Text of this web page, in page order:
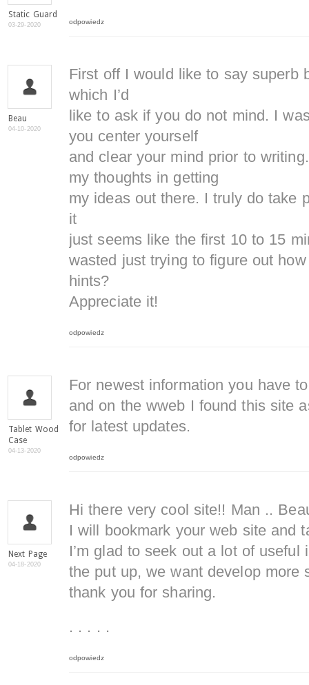
Static Guard
03-29-2020 odpowiedz
Beau
04-10-2020
First off I would like to say superb
which I’d
like to ask if you do not mind. I
you center yourself
and clear your mind prior to
my thoughts in getting
my ideas out there. I truly do take
it
just seems like the first 10 to 15
wasted just trying to figure out
hints?
Appreciate it!
odpowiedz
Tablet Wood
Case
04-13-2020
For newest information you have
and on the wweb I found this site
for latest updates.
odpowiedz
Next Page
04-18-2020
Hi there very cool site!! Man ..
I will bookmark your web site and
I’m glad to seek out a lot of useful
the put up, we want develop more
thank you for sharing.
. . . . .
odpowiedz